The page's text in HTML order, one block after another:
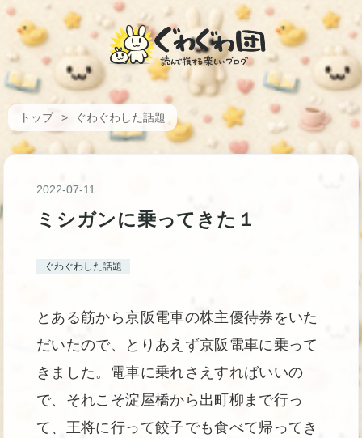
トップ > ぐわぐわした話題
2022-07-11
ミシガンに乗ってきた１
ぐわぐわした話題
とある筋から京阪電車の株主優待券をいた
だいたので、とりあえず京阪電車に乗って
きました。電車に乗れさえすればいいの
で、それこそ淀屋橋から出町柳まで行っ
て、王将に行って餃子でも食べて帰ってき